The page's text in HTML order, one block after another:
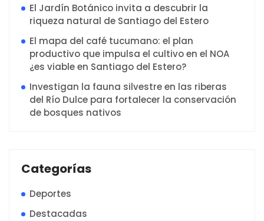
El Jardín Botánico invita a descubrir la
riqueza natural de Santiago del Estero
El mapa del café tucumano: el plan
productivo que impulsa el cultivo en el NOA
¿es viable en Santiago del Estero?
Investigan la fauna silvestre en las riberas
del Río Dulce para fortalecer la conservación
de bosques nativos
Categorías
Deportes
Destacadas